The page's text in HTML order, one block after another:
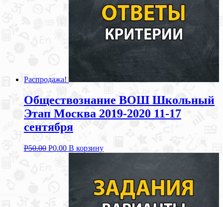
Распродажа!
Обществознание ВОШ Школьный
Этап Москва 2019-2020 11-17
сентября
Р50.00 Р0.00 В корзину